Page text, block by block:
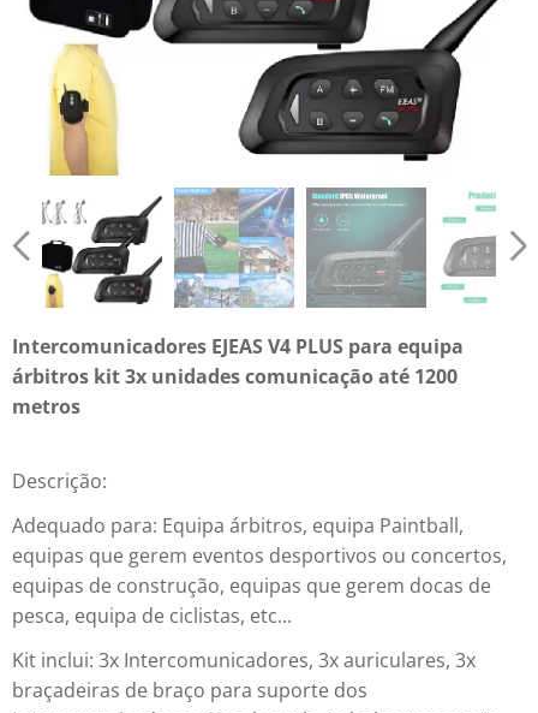
Intercomunicadores EJEAS V4 PLUS para equipa
árbitros kit 3x unidades comunicação até 1200
metros
Descrição:
Adequado para: Equipa árbitros, equipa Paintball,
equipas que gerem eventos desportivos ou concertos,
equipas de construção, equipas que gerem docas de
pesca, equipa de ciclistas, etc...
Kit inclui: 3x Intercomunicadores, 3x auriculares, 3x
braçadeiras de braço para suporte dos